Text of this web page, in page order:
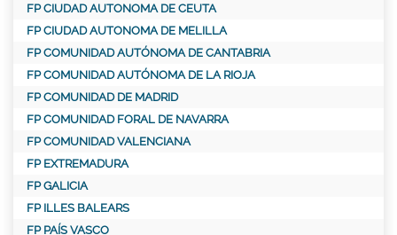
FP CIUDAD AUTONOMA DE CEUTA
FP CIUDAD AUTONOMA DE MELILLA
FP COMUNIDAD AUTÓNOMA DE CANTABRIA
FP COMUNIDAD AUTÓNOMA DE LA RIOJA
FP COMUNIDAD DE MADRID
FP COMUNIDAD FORAL DE NAVARRA
FP COMUNIDAD VALENCIANA
FP EXTREMADURA
FP GALICIA
FP ILLES BALEARS
FP PAÍS VASCO